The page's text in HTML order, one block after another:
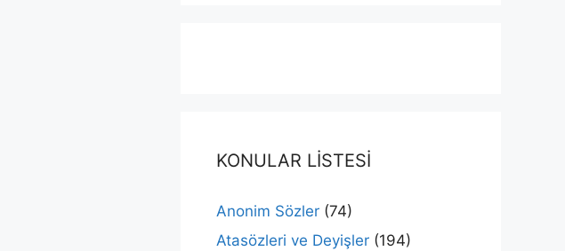
KONULAR LİSTESİ
Anonim Sözler (74)
Atasözleri ve Deyişler (194)